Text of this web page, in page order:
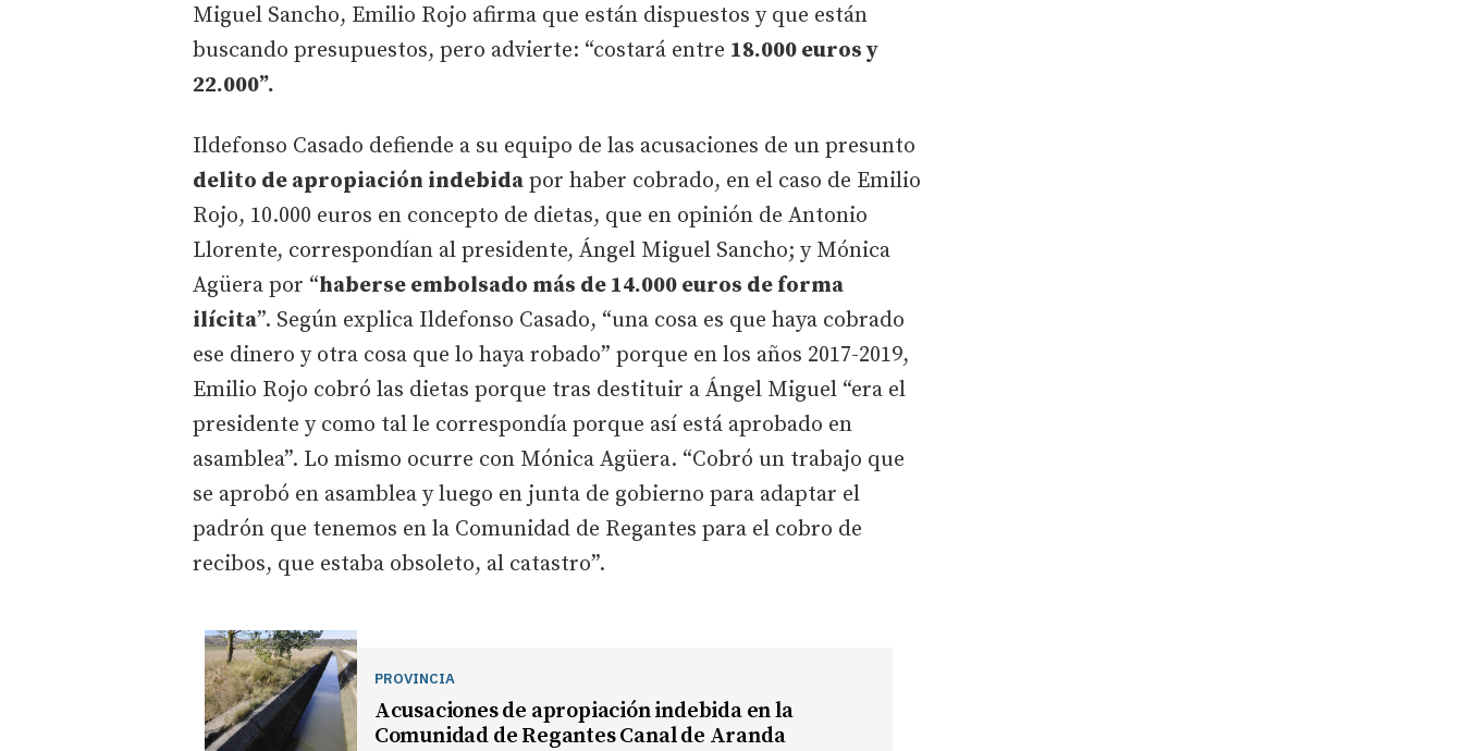
Miguel Sancho, Emilio Rojo afirma que están dispuestos y que están
buscando presupuestos, pero advierte: “costará entre 18.000 euros y
22.000”.
Ildefonso Casado defiende a su equipo de las acusaciones de un presunto
delito de apropiación indebida por haber cobrado, en el caso de Emilio
Rojo, 10.000 euros en concepto de dietas, que en opinión de Antonio
Llorente, correspondían al presidente, Ángel Miguel Sancho; y Mónica
Agüera por “haberse embolsado más de 14.000 euros de forma
ilícita”. Según explica Ildefonso Casado, “una cosa es que haya cobrado
ese dinero y otra cosa que lo haya robado” porque en los años 2017-2019,
Emilio Rojo cobró las dietas porque tras destituir a Ángel Miguel “era el
presidente y como tal le correspondía porque así está aprobado en
asamblea”. Lo mismo ocurre con Mónica Agüera. “Cobró un trabajo que
se aprobó en asamblea y luego en junta de gobierno para adaptar el
padrón que tenemos en la Comunidad de Regantes para el cobro de
recibos, que estaba obsoleto, al catastro”.
PROVINCIA
Acusaciones de apropiación indebida en la
Comunidad de Regantes Canal de Aranda